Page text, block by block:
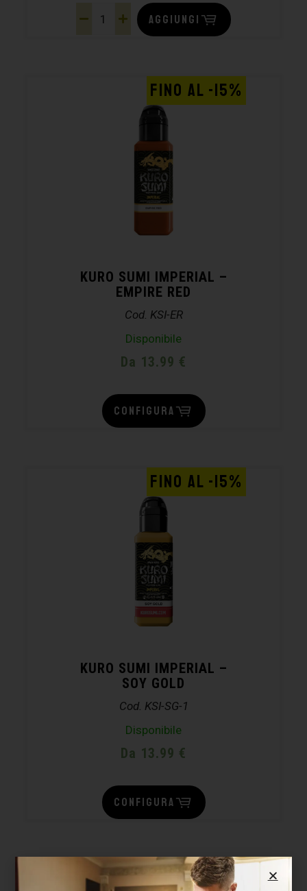
AGGIUNGI
KURO SUMI IMPERIAL –
EMPIRE RED
Cod. KSI-ER
Disponibile
Da 13.99 €
FINO AL -15%
CONFIGURA
KURO SUMI IMPERIAL –
SOY GOLD
Cod. KSI-SG-1
Disponibile
Da 13.99 €
FINO AL -15%
CONFIGURA
FINO AL -15%